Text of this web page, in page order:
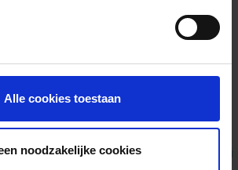
Alle cookies toestaan
noodzakelijke cookies Eigen foto’s